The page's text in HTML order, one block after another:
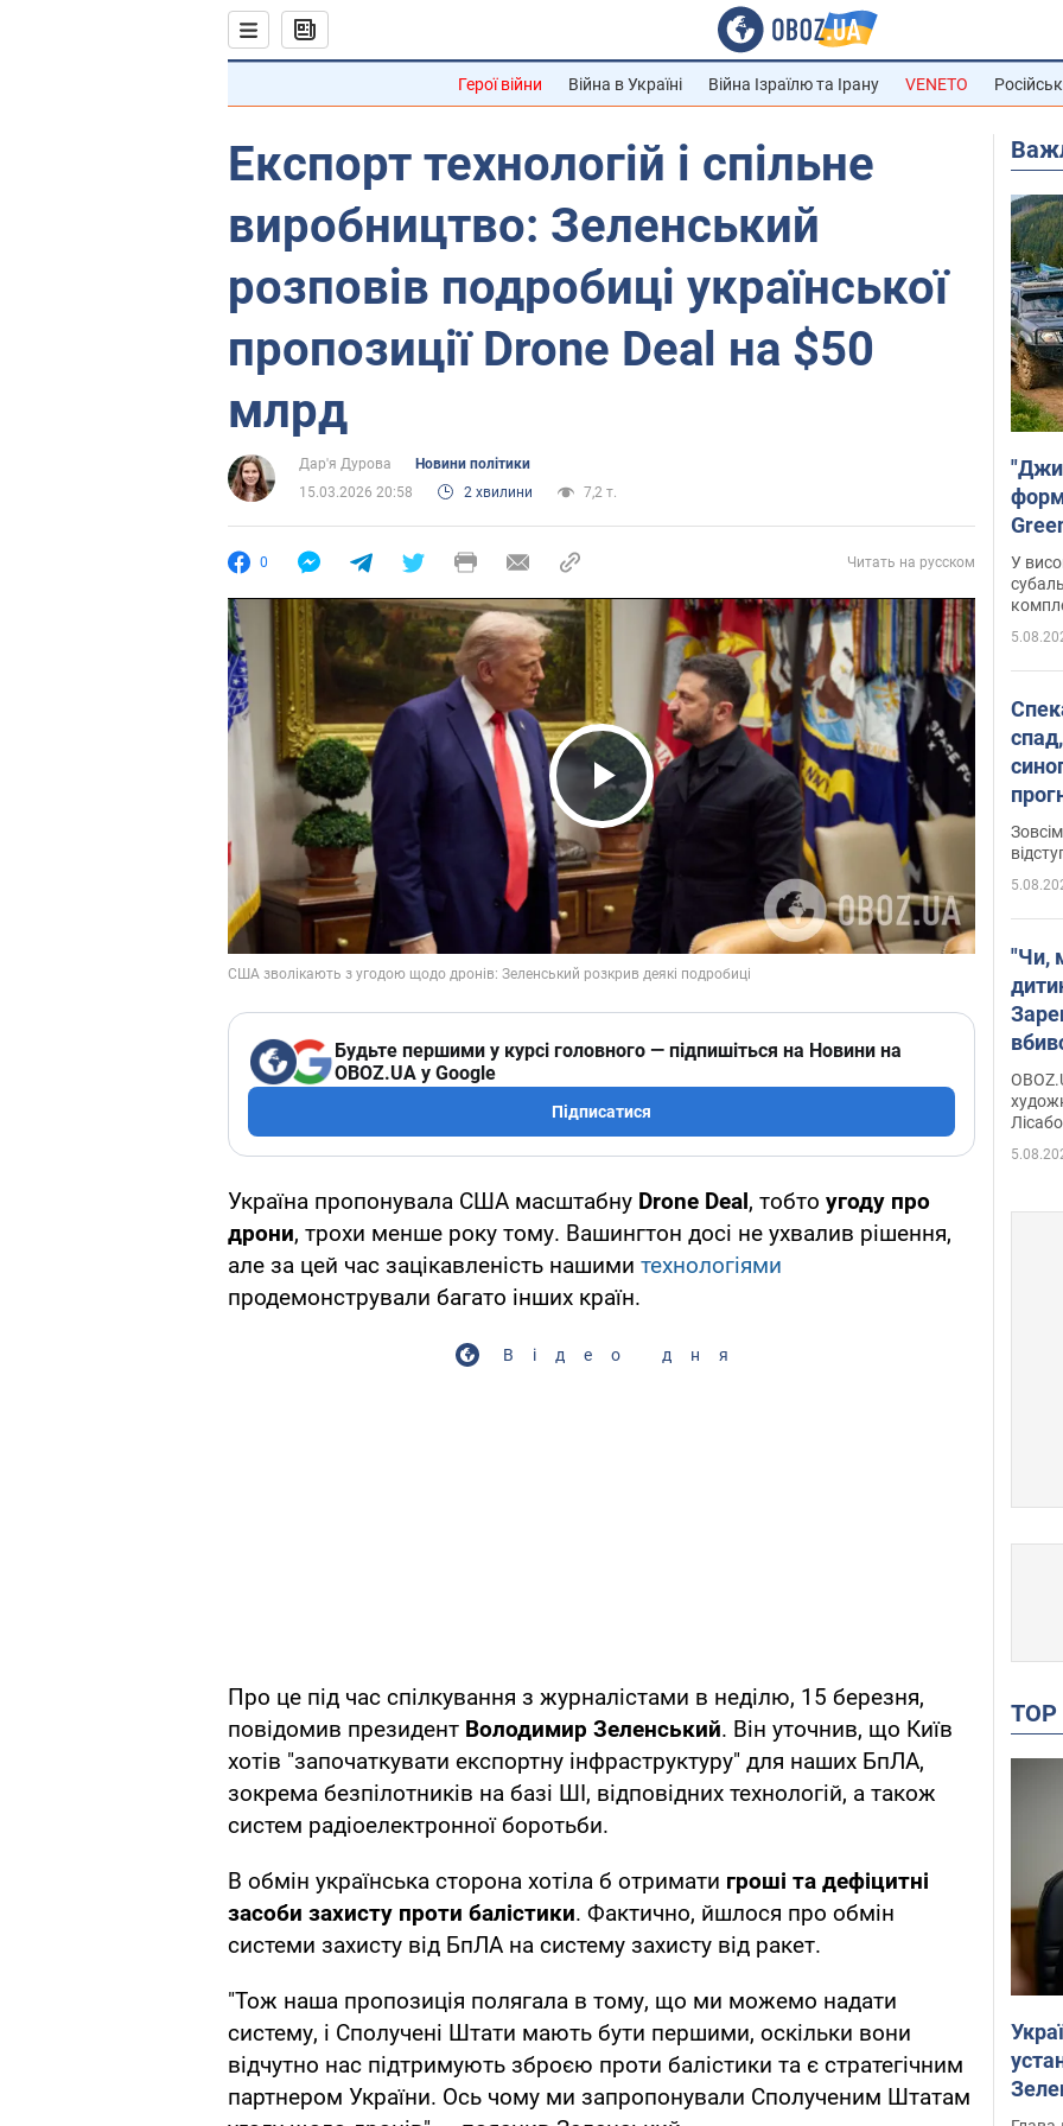
Герої війни Війна в Україні Війна Ізраїлю та Ірану VENETO
Експорт технологій і спільне
виробництво: Зеленський
розповів подробиці української
пропозиції Drone Deal на $50
млрд
Дар'я Дурова
Новини політики
15.03.2026 20:58
2 хвилини 7,2 т.
0 Читать на русском
Play Video
Будьте першими у курсі головного — підпишіться на Новини на
OBOZ.UA у Google
Підписатися
Україна пропонувала США масштабну Drone Deal, тобто угоду про
дрони, трохи менше року тому. Вашингтон досі не ухвалив рішення,
але за цей час зацікавленість нашими технологіями
продемонстрували багато інших країн.
Відео дня
Про це під час спілкування з журналістами в неділю, 15 березня,
повідомив президент Володимир Зеленський. Він уточнив, що Київ
хотів "започаткувати експортну інфраструктуру" для наших БпЛА,
зокрема безпілотників на базі ШІ, відповідних технологій, а також
систем радіоелектронної боротьби.
В обмін українська сторона хотіла б отримати гроші та дефіцитні
засоби захисту проти балістики. Фактично, йшлося про обмін
системи захисту від БпЛА на систему захисту від ракет.
"Тож наша пропозиція полягала в тому, що ми можемо надати
систему, і Сполучені Штати мають бути першими, оскільки вони
відчутно нас підтримують зброєю проти балістики та є стратегічним
партнером України. Ось чому ми запропонували Сполученим Штатам
У
"Чи,
в